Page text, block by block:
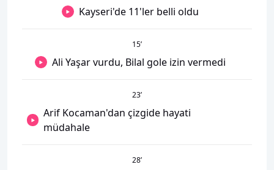
Kayseri'de 11'ler belli oldu
15’
Ali Yaşar vurdu, Bilal gole izin vermedi
23’
Arif Kocaman'dan çizgide hayati
müdahale
28’